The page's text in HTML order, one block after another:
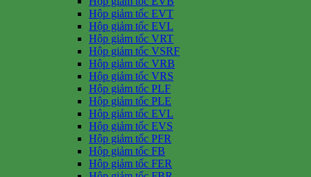
Hộp giảm tốc EVT
Hộp giảm tốc EVL
Hộp giảm tốc VRT
Hộp giảm tốc VSRF
Hộp giảm tốc VRB
Hộp giảm tốc VRS
Hộp giảm tốc PLF
Hộp giảm tốc PLE
Hộp giảm tốc EVL
Hộp giảm tốc EVS
Hộp giảm tốc PFR
Hộp giảm tốc FB
Hộp giảm tốc FER